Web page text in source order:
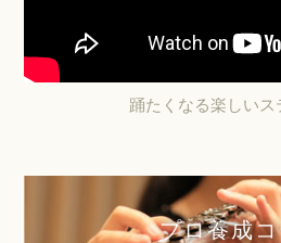
踊たくなる楽しいス
プロ養成